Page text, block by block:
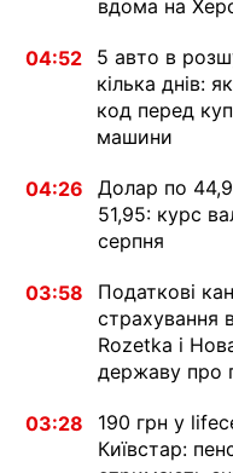
вдома на
04:52
5 авто в
кілька днів:
код перед
машини
04:26
Долар по
51,95: курс
серпня
03:58
Податкові
страхування
Rozetka і
державу про
03:28
190 грн у
Київстар: